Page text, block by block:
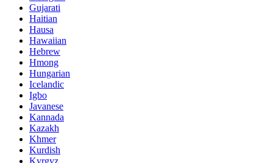
Gujarati
Haitian
Hausa
Hawaiian
Hebrew
Hmong
Hungarian
Icelandic
Igbo
Javanese
Kannada
Kazakh
Khmer
Kurdish